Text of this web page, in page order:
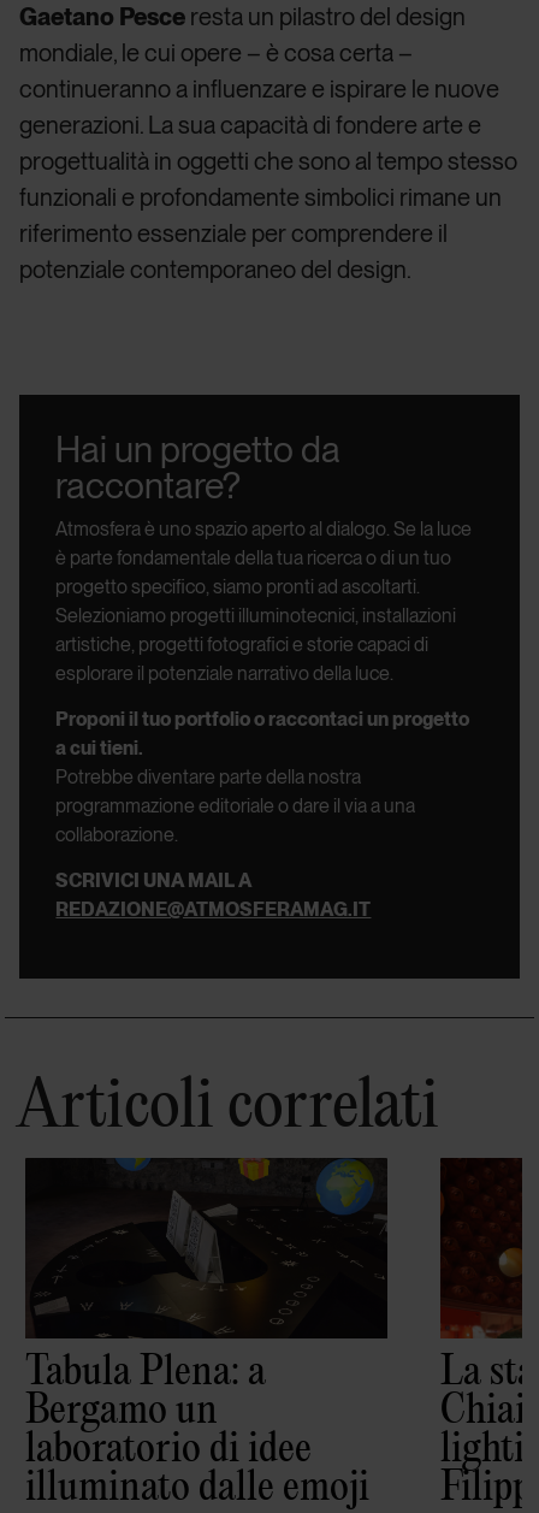
Gaetano Pesce resta un pilastro del design
mondiale, le cui opere – è cosa certa –
continueranno a influenzare e ispirare le nuove
generazioni. La sua capacità di fondere arte e
progettualità in oggetti che sono al tempo stesso
funzionali e profondamente simbolici rimane un
riferimento essenziale per comprendere il
potenziale contemporaneo del design.
Hai un progetto da
raccontare?
Atmosfera è uno spazio aperto al dialogo.Se la luce
è parte fondamentale della tua ricerca o di un tuo
progetto specifico, siamo pronti ad ascoltarti.
Selezioniamo progetti illuminotecnici, installazioni
artistiche, progetti fotografici e storie capaci di
esplorare il potenziale narrativo della luce.
Proponi il tuo portfolio o raccontaci un progetto
a cui tieni.
Potrebbe diventare parte della nostra
programmazione editoriale o dare il via a una
collaborazione.
SCRIVICI UNA MAIL A
REDAZIONE@ATMOSFERAMAG.IT
Articoli correlati
Tabula Plena: a
Bergamo un
laboratorio di idee
illuminato dalle emoji
La